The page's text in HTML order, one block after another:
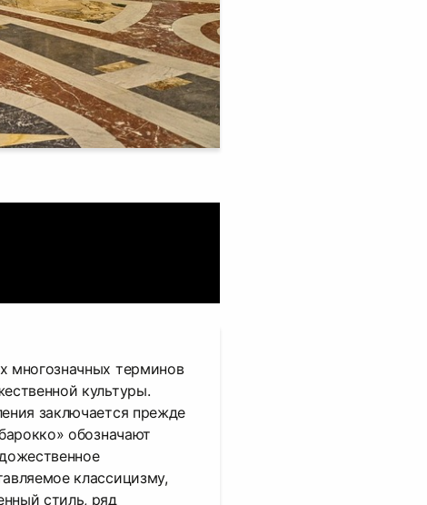
многозначных терминов
культуры.
заключается прежде
обозначают
классицизму,
стиль, ряд